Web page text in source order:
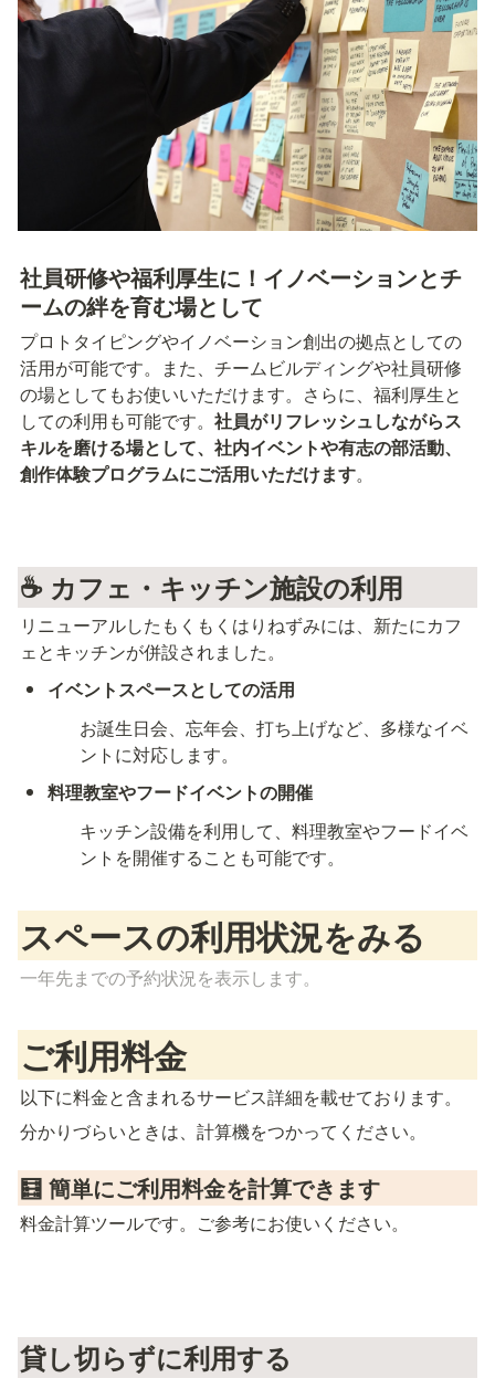
社員研修や福利厚生に！イノベーションとチ
ームの絆を育む場として
プロトタイピングやイノベーション創出の拠点としての
活用が可能です。また、チームビルディングや社員研修
の場としてもお使いいただけます。さらに、福利厚生と
しての利用も可能です。 社員がリフレッシュしながらス
キルを磨ける場として、社内イベントや有志の部活動、
創作体験プログラムにご活用いただけます。
☕ カフェ・キッチン施設の利用
リニューアルしたもくもくはりねずみには、新たにカフ
ェとキッチンが併設されました。
イベントスペースとしての活用
お誕生日会、忘年会、打ち上げなど、多様なイベ
ントに対応します。
料理教室やフードイベントの開催
キッチン設備を利用して、料理教室やフードイベ
ントを開催することも可能です。
スペースの利用状況をみる
一年先までの予約状況を表示します。
ご利用料金
以下に料金と含まれるサービス詳細を載せております。
分かりづらいときは、計算機をつかってください。
🧮 簡単にご利用料金を計算できます
料金計算ツールです。ご参考にお使いください。
貸し切らずに利用する